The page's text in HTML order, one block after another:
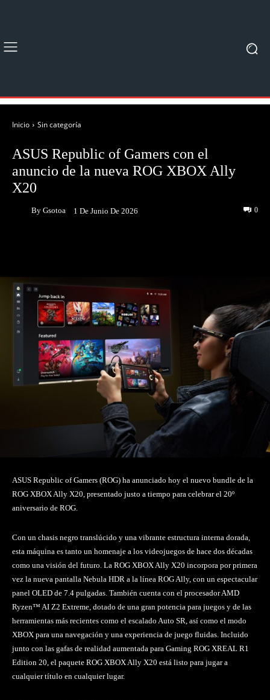
Inicio Sin categoría
ASUS Republic of Gamers con el
anuncio de la nueva ROG XBOX Ally
X20
By Gsotoa 1 De Junio De 2026 0
ASUS Republic of Gamers (ROG) ha anunciado hoy el nuevo bundle de la
ROG XBOX Ally X20, presentado justo a tiempo para celebrar el 20º
aniversario de ROG.
Con un chasis negro translúcido y una vibrante estructura interna dorada,
esta máquina es tanto un homenaje a los videojuegos de hace dos décadas
como una visión del futuro. La ROG XBOX Ally X20 incorpora por primera
vez la nueva pantalla Nebula HDR a la línea ROG Ally, con un espectacular
panel OLED de 7.4 pulgadas. También cuenta con el procesador AMD
Ryzen™ AI Z2 Extreme, dotado de una gran potencia para juegos y de las
herramientas más recientes como el escalado Auto SR, así como el modo
XBOX para una navegación y una experiencia de juego fluidas. Incluido
junto con las gafas de realidad aumentada para Gaming ROG XREAL R1
Edition 20, el paquete ROG XBOX Ally X20 está listo para jugar a
cualquier título en cualquier lugar.